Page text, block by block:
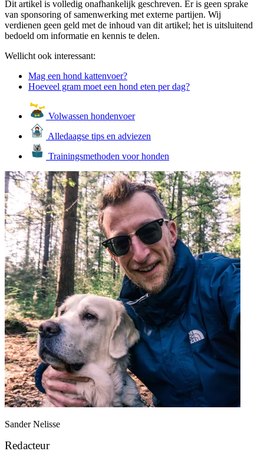
Dit artikel is volledig onafhankelijk geschreven. Er is geen sprake
van sponsoring of samenwerking met externe partijen. Wij
verdienen geen geld met de inhoud van dit artikel; het is uitsluitend
bedoeld om informatie en kennis te delen.
Wellicht ook interessant:
Mag een hond kattenvoer?
Hoeveel gram moet een hond eten per dag?
Volwassen hondenvoer
Alledaagse tips en adviezen
Trainingsmethoden voor honden
Sander Nelisse
Redacteur